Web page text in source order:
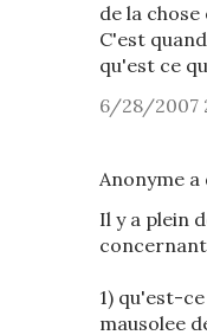
de la
C'est
qu'est ce
6/28/2007
Anonyme
Il y a plein
1) qu'est-
mausolee